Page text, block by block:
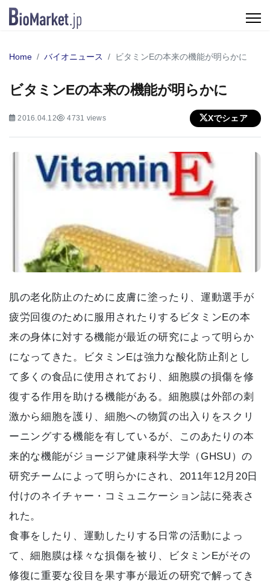
Home バイオニュース ビタミンEの本来の機能が明らかに
ビタミンEの本来の機能が明らかに
2016.04.12 4731 views Xでシェア
肌の老化防止のために皮膚に塗ったり、運動選手が
疲労回復のために服用されたりするビタミンEの本
来の身体に対する機能が最近の研究によって明らか
になってきた。ビタミンEは強力な酸化防止剤とし
て多くの食品に使用されており、細胞膜の損傷を修
復する作用を助ける機能がある。細胞膜は外部の刺
激から細胞を護り、細胞への物質の出入りをスクリ
ーニングする機能を有しているが、このあたりの本
来的な機能がジョージア健康科学大学（GHSU）の
研究チームによって明らかにされ、2011年12月20日
付けのネイチャー・コミュニケーション誌に発表さ
れた。
食事をしたり、運動したりする日常の活動によっ
て、細胞膜は様々な損傷を被り、ビタミンEがその
修復に重要な役目を果す事が最近の研究で解ってき